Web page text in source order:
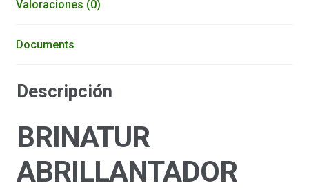
Valoraciones (0)
Documents
Descripción
BRINATUR
ABRILLANTADOR